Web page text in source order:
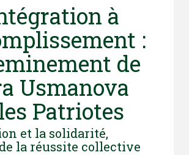
à
:
de
Usmanova
Patriotes
et la solidarité,
la réussite collective